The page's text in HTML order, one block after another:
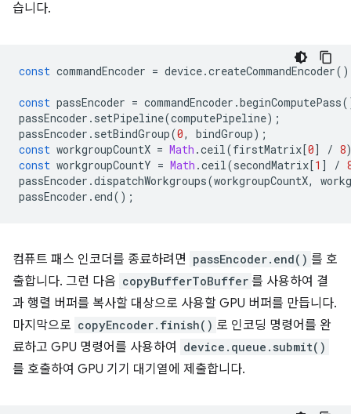
습니다.
const commandEncoder = device.createCommandEncoder
const passEncoder = commandEncoder .beginComputePass
passEncoder . setPipeline(computePipeline);
passEncoder . setBindGroup(0, bindGroup);
const workgroupCountX = Math .ceil(firstMatrix [0] / 8
const workgroupCountY = Math .ceil(secondMatrix [1 ] /
passEncoder .dispatchWorkgroups(workgroupCountX,
passEncoder . end();
컴퓨트 패스 인코더를 종료하려면 passEncoder.end() 를 호
출합니다. 그런 다음 copyBufferToBuffer 를 사용하여 결
과 행렬 버퍼를 복사할 대상으로 사용할 GPU 버퍼를 만듭니다.
마지막으로 copyEncoder.finish() 로 인코딩 명령어를 완
료하고 GPU 명령어를 사용하여
device.queue.submit()
를 호출하여 GPU 기기 대기열에 제출합니다.